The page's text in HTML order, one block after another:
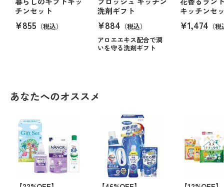
チンセット
¥855 （税込）
洗剤ギフト
¥884 （税込）
アロエエキス配合で潤
いを守る洗剤ギフト
キッチンセ
¥1,474 （
あなたへのオススメ